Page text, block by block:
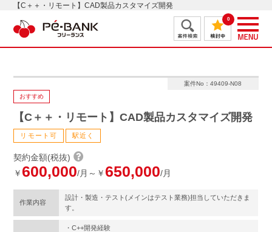
【C＋＋・リモート】CAD製品カスタマイズ開発
0
案件No：49409-N08
おすすめ
【C＋＋・リモート】CAD製品カスタマイズ開発
リモート可 駅近く
契約金額(税抜)
￥ 600,000/月～￥ 650,000/月
作業内容
設計・製造・テスト(メインはテスト業務)担当していただきま
す。
・C++開発経験